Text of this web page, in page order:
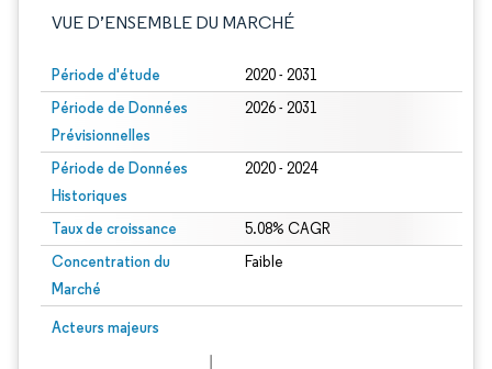
VUE D’ENSEMBLE DU MARCHÉ
Période d'étude 2020 - 2031
Période de Données
Prévisionnelles
2026 - 2031
Période de Données
Historiques
2020 - 2024
Taux de croissance 5.08% CAGR
Concentration du
Marché
Faible
Acteurs majeurs
Image © Mordor Intelligence. La réutilisation nécessite une attribution sous CC